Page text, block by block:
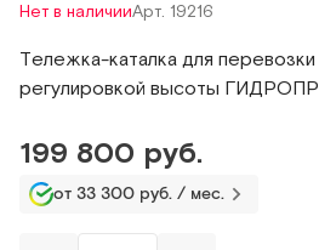
Нет в наличииАрт. 19216
Тележка-каталка для
регулировкой высоты
199 800 руб.
от 33 300 руб. / мес.